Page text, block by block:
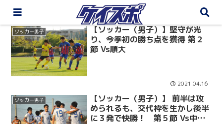
ソッカー男子
【ソッカー（男子）】堅守が光
り、今季初の勝ち点を獲得 第２
節 Vs順大
2021.04.16
ソッカー男子
【ソッカー（男子）】 前半は攻
められるも、交代枠を生かし後半
に３発で快勝！ 第５節 Vs中央